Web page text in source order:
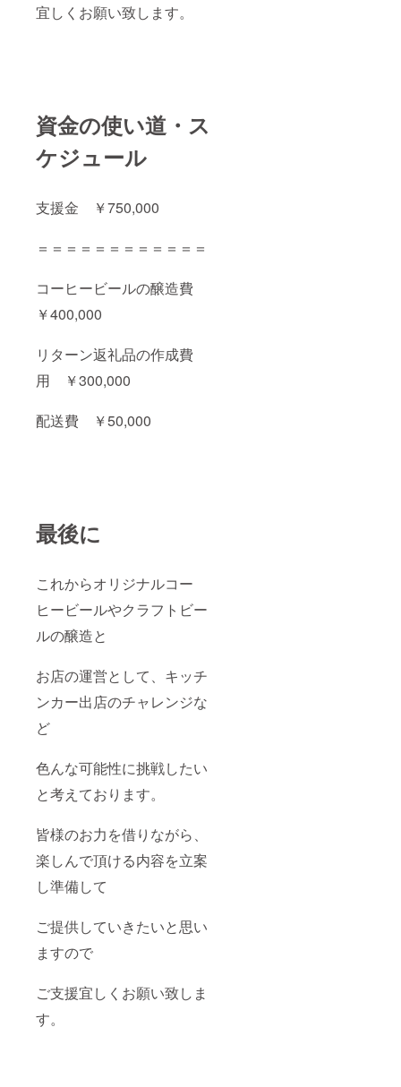
宜しくお願い致します。
資金の使い道・ス
ケジュール
支援金 ￥750,000
＝＝＝＝＝＝＝＝＝＝＝＝
コーヒービールの醸造費
￥400,000
リターン返礼品の作成費
用 ￥300,000
配送費 ￥50,000
最後に
これからオリジナルコー
ヒービールやクラフトビー
ルの醸造と
お店の運営として、キッチ
ンカー出店のチャレンジな
ど
色んな可能性に挑戦したい
と考えております。
皆様のお力を借りながら、
楽しんで頂ける内容を立案
し準備して
ご提供していきたいと思い
ますので
ご支援宜しくお願い致しま
す。